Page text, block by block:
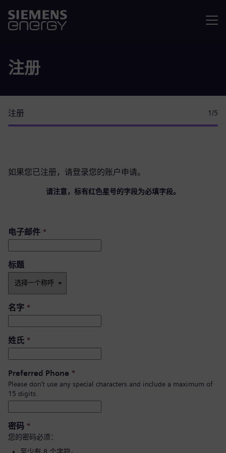
注册
注册 1 /5
如果您已注册，请登录您的账户 申请。
请注意，标有红色星号的字段为必填字段。
电子邮件 *
标题
名字 *
姓氏 *
Preferred Phone *
Please don’t use any special characters and include a maximum of
15 digits.
密码 *
您的密码必须：